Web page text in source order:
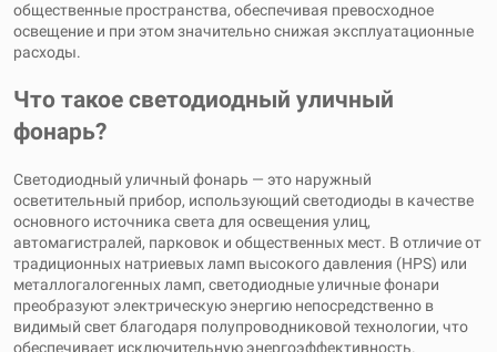
общественные пространства, обеспечивая превосходное
освещение и при этом значительно снижая эксплуатационные
расходы.
Что такое светодиодный уличный
фонарь?
Светодиодный уличный фонарь — это наружный
осветительный прибор, использующий светодиоды в качестве
основного источника света для освещения улиц,
автомагистралей, парковок и общественных мест. В отличие от
традиционных натриевых ламп высокого давления (HPS) или
металлогалогенных ламп, светодиодные уличные фонари
преобразуют электрическую энергию непосредственно в
видимый свет благодаря полупроводниковой технологии, что
обеспечивает исключительную энергоэффективность.